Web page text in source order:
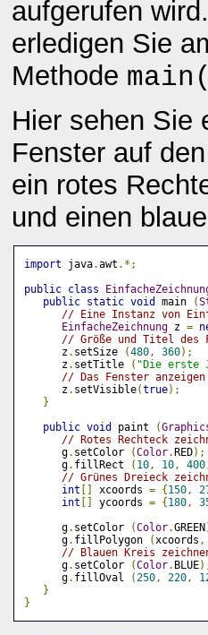
aufgerufen
erledigen Sie
Methode
Hier sehen Sie
Fenster auf
ein rotes
und einen
import java.awt .*;
public class
public static void main (
// Eine Instanz von
EinfacheZeichnung z =
// Größe und Titel des
      z
. setSize (480 , 360);
      z
. setTitle ( "Die erste
// Das Fenster anzeigen
      z
. setVisible(true);
}
public void paint (
// Rotes Rechteck
      g
. setColor (Color.RED);
      g
. fillRect ( 10 , 10 , 400
// Grünes Dreieck
int [] xcoords = {150 ,
int [] ycoords = {180 ,
      g
. setColor (Color.GREEN
      g
. fillPolygon ( xcoords ,
// Blauen Kreis
      g
. setColor (Color. BLUE
      g
. fillOval ( 250 , 220 ,
}
}